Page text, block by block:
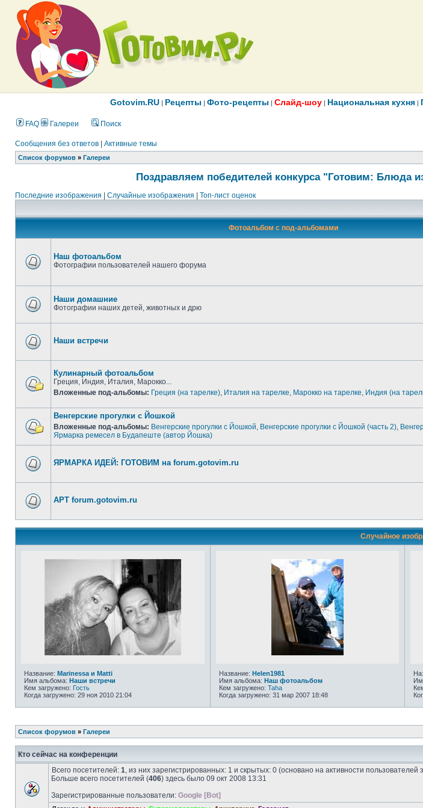
Gotovim.RU | Рецепты | Фото-рецепты | Слайд-шоу | Национальная кухня |
FAQ Галереи Поиск
Сообщения без ответов Активные темы
Список форумов » Галереи
Поздравляем победителей конкурса "Готовим: Блюда
Последние изображения Случайные изображения Топ-лист оценок
Фотоальбом с под-альбомами
Наш фотоальбом
Фотографии пользователей нашего форума
Наши домашние
Фотографии наших детей, животных и дрю
Наши встречи
Кулинарный фотоальбом
Греция, Индия, Италия, Марокко...
Вложенные под-альбомы: Греция (на тарелке), Италия на тарелке, Марокко на тарелке, Индия (на
Венгерские прогулки с Йошкой
Вложенные под-альбомы: Венгерские прогулки с Йошкой, Венгерские прогулки с Йошкой (часть 2),
Ярмарка ремесел в Будапеште (автор Йошка)
ЯРМАРКА ИДЕЙ: ГОТОВИМ на forum.gotovim.ru
АРТ forum.gotovim.ru
Случайное
Название: Marinessa и Matti
Имя альбома: Наши встречи
Кем загружено: Гость
Когда загружено: 29 ноя 2010 21:04
Название: Helen1981
Имя альбома: Наш фотоальбом
Кем загружено: Taha
Когда загружено: 31 мар 2007 18:48
Список форумов » Галереи
Кто сейчас на конференции
Всего посетителей: 1, из них зарегистрированных: 1 и скрытых: 0 (основано на активности пользователей
Больше всего посетителей (406) здесь было 09 окт 2008 13:31
Зарегистрированные пользователи: Google [Bot]